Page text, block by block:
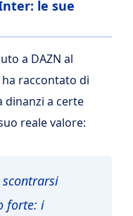
le sue
a DAZN al
raccontato di
dinanzi a certe
reale valore:
scontrarsi
forte: i